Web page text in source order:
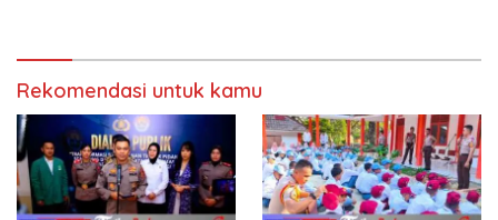
Rekomendasi untuk kamu